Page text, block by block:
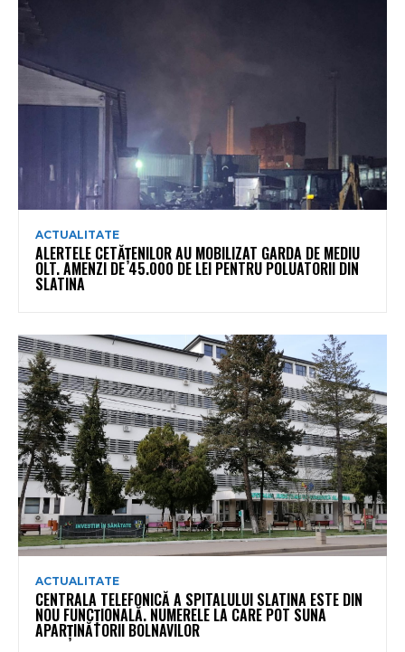
ACTUALITATE
ALERTELE CETĂȚENILOR AU MOBILIZAT GARDA DE MEDIU
OLT. AMENZI DE 45.000 DE LEI PENTRU POLUATORII DIN
SLATINA
ACTUALITATE
CENTRALA TELEFONICĂ A SPITALULUI SLATINA ESTE DIN
NOU FUNCȚIONALĂ. NUMERELE LA CARE POT SUNA
APARȚINĂTORII BOLNAVILOR